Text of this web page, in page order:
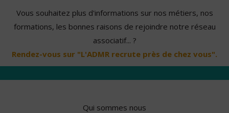
Vous souhaitez plus d'informations sur nos métiers, nos
formations, les bonnes raisons de rejoindre notre réseau
associatif... ?
Rendez-vous sur "L'ADMR recrute près de chez vous".
Qui sommes nous